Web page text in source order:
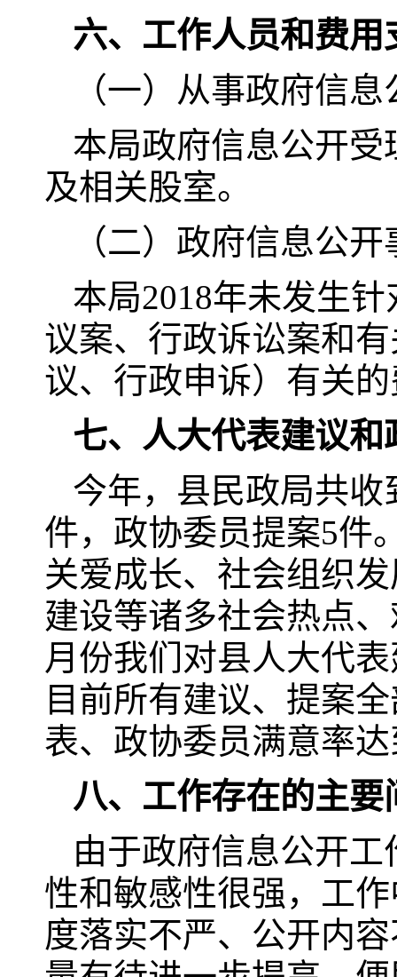
六、工作人员和费用
（一）从事政府信
本局政府信息公开
及相关股室。
（二）政府信息公
本局2018年未发生
议案、行政诉讼案和
议、行政申诉）有关
七、人大代表建议
今年，县民政局共收
件，政协委员提案5件
关爱成长、社会组织
建设等诸多社会热点
月份我们对县人大代
目前所有建议、提案
表、政协委员满意率达
八、工作存在的主
由于政府信息公开
性和敏感性很强，工
度落实不严、公开内